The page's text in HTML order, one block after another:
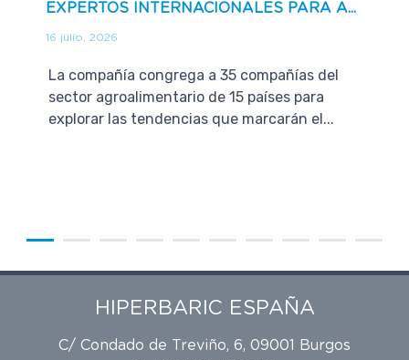
EXPERTOS INTERNACIONALES PARA A...
16 julio, 2026
La compañía congrega a 35 compañías del
sector agroalimentario de 15 países para
explorar las tendencias que marcarán el...
HIPERBARIC ESPAÑA
C/ Condado de Treviño, 6, 09001 Burgos